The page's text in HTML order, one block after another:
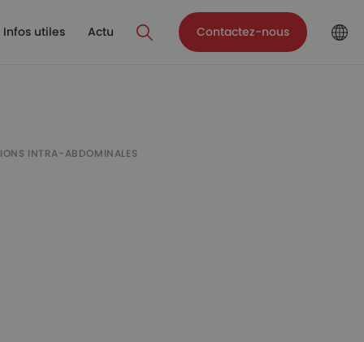
Infos utiles Actu Contactez-nous
INTRA-ABDOMINALES